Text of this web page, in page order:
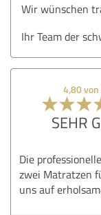
Wir wünschen
Ihr Team der
4,80 von
SEHR
Die
zwei Matratzen
uns auf